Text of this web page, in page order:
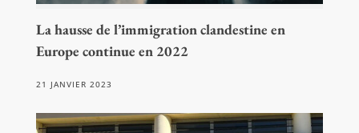
La hausse de l’immigration clandestine en
Europe continue en 2022
21 JANVIER 2023